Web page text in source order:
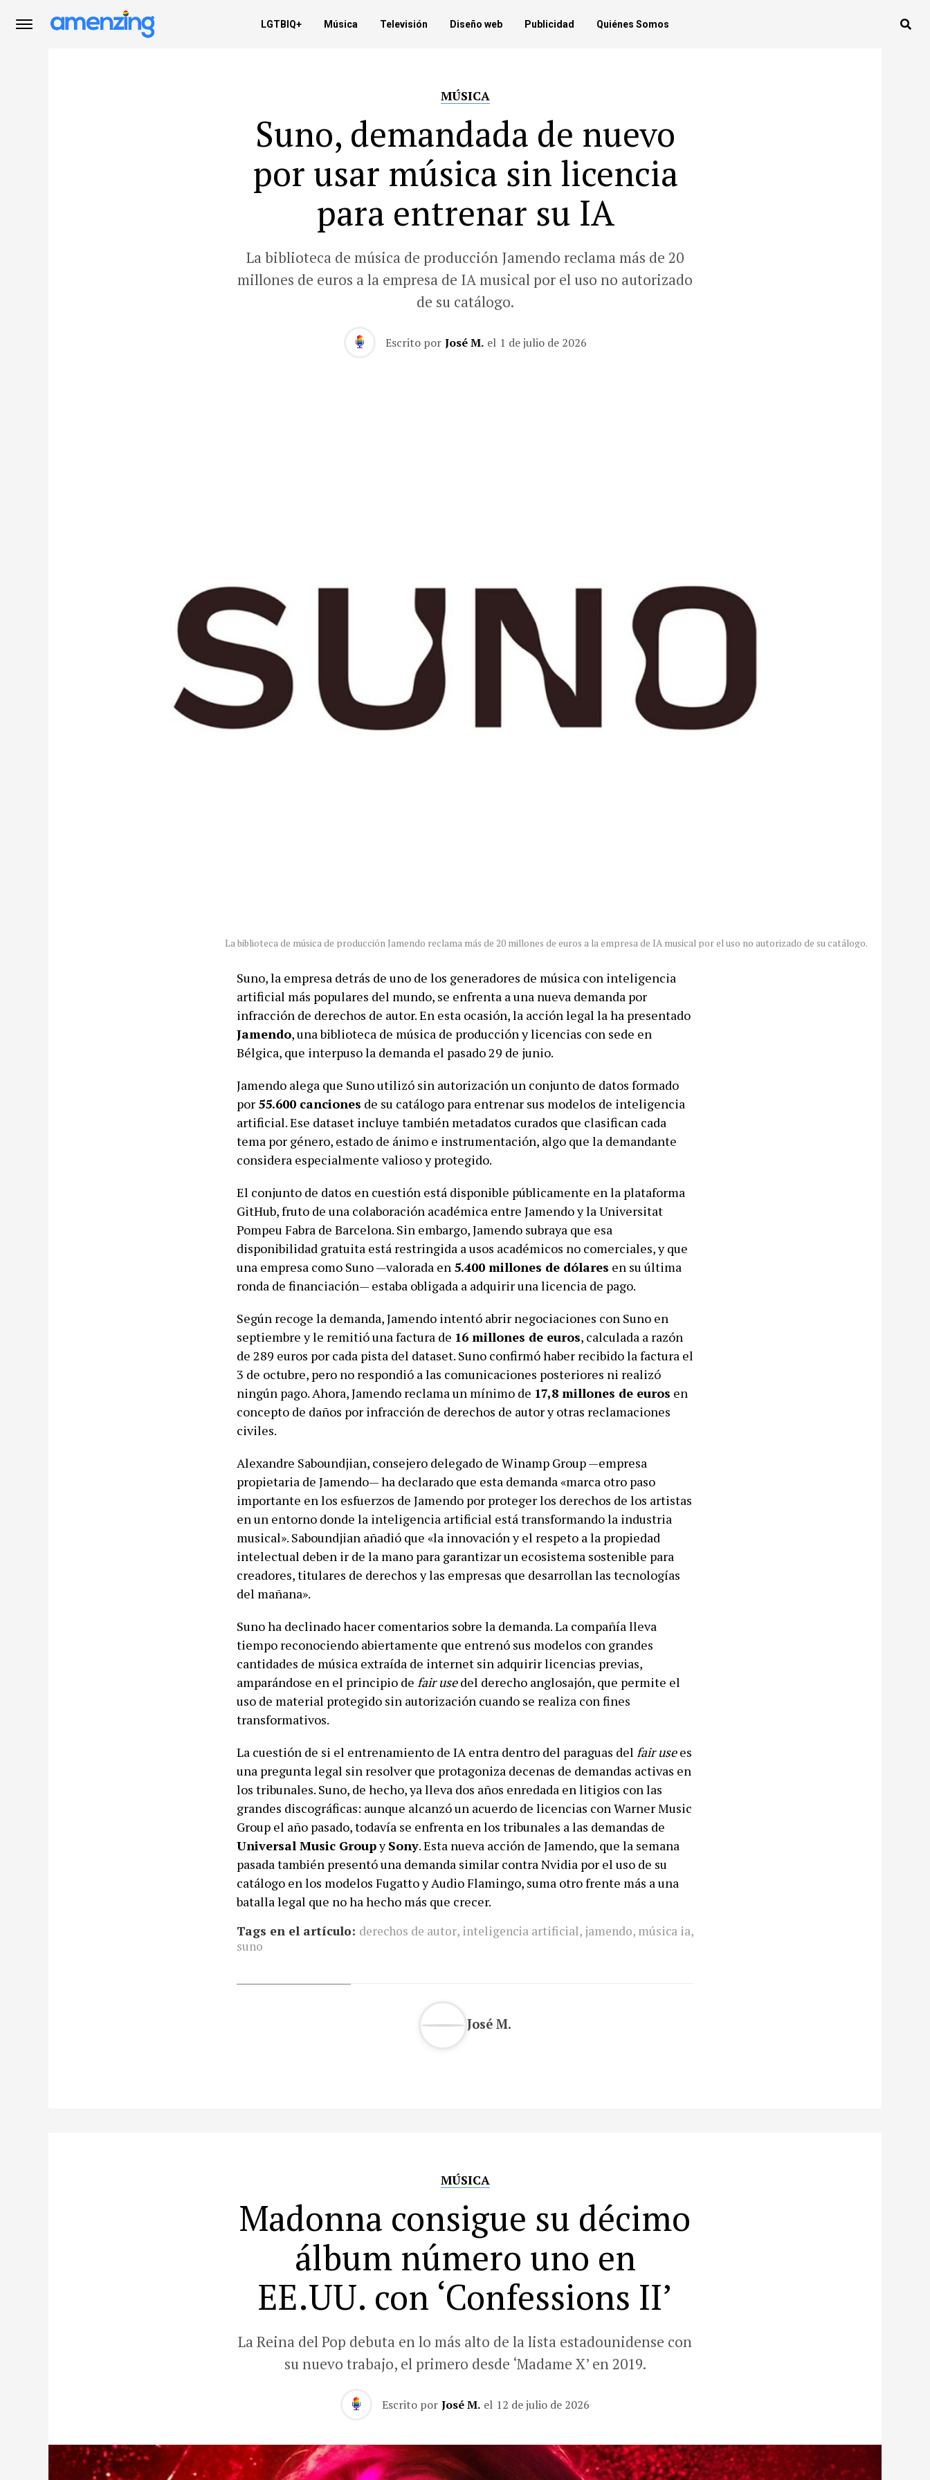
LGTBIQ+ Música Televisión Diseño web Publicidad Quiénes Somos
MÚSICA
Suno, demandada de nuevo
por usar música sin licencia
para entrenar su IA
La biblioteca de música de producción Jamendo reclama más de 20
millones de euros a la empresa de IA musical por el uso no autorizado
de su catálogo.
Escrito por José M. el 1 de julio de 2026
La biblioteca de música de producción Jamendo reclama más de 20 millones de euros a la empresa de IA musical por el uso no autorizado de su catálogo.
Suno, la empresa detrás de uno de los generadores de música con inteligencia
artificial más populares del mundo, se enfrenta a una nueva demanda por
infracción de derechos de autor. En esta ocasión, la acción legal la ha presentado
Jamendo, una biblioteca de música de producción y licencias con sede en
Bélgica, que interpuso la demanda el pasado 29 de junio.
Jamendo alega que Suno utilizó sin autorización un conjunto de datos formado
por 55.600 canciones de su catálogo para entrenar sus modelos de inteligencia
artificial. Ese dataset incluye también metadatos curados que clasifican cada
tema por género, estado de ánimo e instrumentación, algo que la demandante
considera especialmente valioso y protegido.
El conjunto de datos en cuestión está disponible públicamente en la plataforma
GitHub, fruto de una colaboración académica entre Jamendo y la Universitat
Pompeu Fabra de Barcelona. Sin embargo, Jamendo subraya que esa
disponibilidad gratuita está restringida a usos académicos no comerciales, y que
una empresa como Suno —valorada en 5.400 millones de dólares en su última
ronda de financiación— estaba obligada a adquirir una licencia de pago.
Según recoge la demanda, Jamendo intentó abrir negociaciones con Suno en
septiembre y le remitió una factura de 16 millones de euros, calculada a razón
de 289 euros por cada pista del dataset. Suno confirmó haber recibido la factura el
3 de octubre, pero no respondió a las comunicaciones posteriores ni realizó
ningún pago. Ahora, Jamendo reclama un mínimo de 17,8 millones de euros en
concepto de daños por infracción de derechos de autor y otras reclamaciones
civiles.
Alexandre Saboundjian, consejero delegado de Winamp Group —empresa
propietaria de Jamendo— ha declarado que esta demanda «marca otro paso
importante en los esfuerzos de Jamendo por proteger los derechos de los artistas
en un entorno donde la inteligencia artificial está transformando la industria
musical». Saboundjian añadió que «la innovación y el respeto a la propiedad
intelectual deben ir de la mano para garantizar un ecosistema sostenible para
creadores, titulares de derechos y las empresas que desarrollan las tecnologías
del mañana».
Suno ha declinado hacer comentarios sobre la demanda. La compañía lleva
tiempo reconociendo abiertamente que entrenó sus modelos con grandes
cantidades de música extraída de internet sin adquirir licencias previas,
amparándose en el principio de fair usedel derecho anglosajón, que permite el
uso de material protegido sin autorización cuando se realiza con fines
transformativos.
La cuestión de si el entrenamiento de IA entra dentro del paraguas del fair usees
una pregunta legal sin resolver que protagoniza decenas de demandas activas en
los tribunales. Suno, de hecho, ya lleva dos años enredada en litigios con las
grandes discográficas: aunque alcanzó un acuerdo de licencias con Warner Music
Group el año pasado, todavía se enfrenta en los tribunales a las demandas de
Universal Music GroupySony. Esta nueva acción de Jamendo, que la semana
pasada también presentó una demanda similar contra Nvidia por el uso de su
catálogo en los modelos Fugatto y Audio Flamingo, suma otro frente más a una
batalla legal que no ha hecho más que crecer.
Tags en el artículo: derechos de autor, inteligencia artificial, jamendo, música ia,
suno
José M.
MÚSICA
Madonna consigue su décimo
álbum número uno en
EE.UU. con ‘Confessions II’
La Reina del Pop debuta en lo más alto de la lista estadounidense con
su nuevo trabajo, el primero desde ‘Madame X’ en 2019.
Escrito por José M. el 12 de julio de 2026